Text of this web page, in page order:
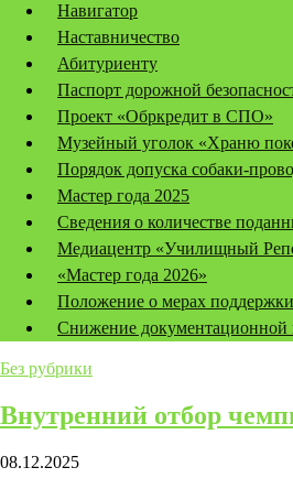
Навигатор
Наставничество
Абитуриенту
Паспорт дорожной
Проект «Обркредит в СПО»
Музейный уголок «Храню
Порядок допуска собаки-
Мастер года 2025
Сведения о количестве
Медиацентр «Училищный
«Мастер года 2026»
Положение о мерах
Снижение документационной
Без рубрики
Внутренний отбор
08.12.2025